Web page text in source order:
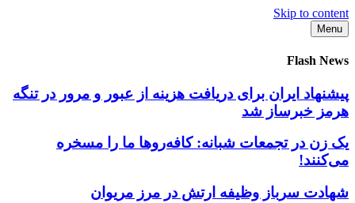
Skip to content
Menu
Flash News
پیشنهاد ایران برای دریافت هزینه از عبور و مرور در تنگه
هرمز خبرساز شد
یک زن در تجمعات شبانه: کافه‌روها ما را مسخره
می‌کنند!
شهادت سرباز وظیفه ارتش در مرز مریوان